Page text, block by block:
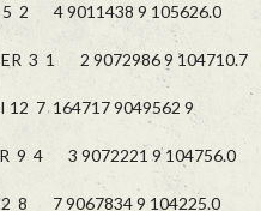
2 4 9011438 9 105626.0
3 1 2 9072986 9 104710.7
7 164717 9049562 9
9 4 3 9072221 9 104756.0
8 7 9067834 9 104225.0